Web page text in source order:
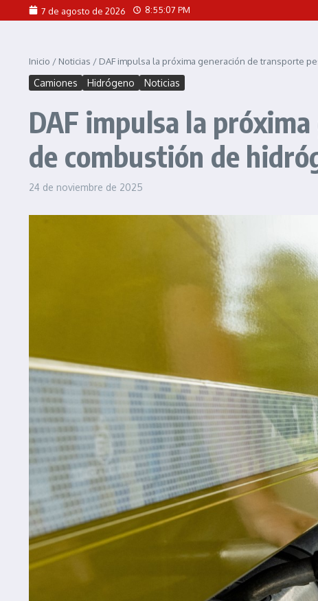
Saltar al contenido7 de agosto de 2026 8:55:08 PM
Inicio / Noticias / DAF impulsa la próxima generación de transporte
Camiones Hidrógeno Noticias
DAF impulsa la
de combustión de
24 de noviembre de 2025